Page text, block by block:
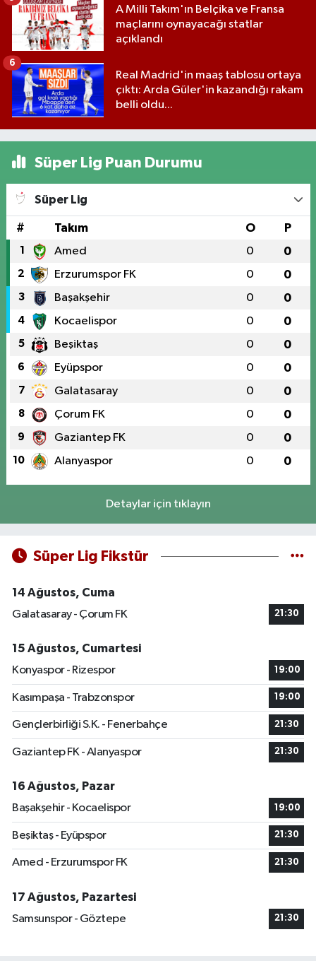
A Milli Takım'ın Belçika ve Fransa
maçlarını oynayacağı statlar
açıklandı
Real Madrid'in maaş tablosu ortaya
çıktı: Arda Güler'in kazandığı rakam
belli oldu...
6
Süper Lig Puan Durumu
Süper Lig
# Takım O P
1 Amed 0 0
2 Erzurumspor FK 0 0
3 Başakşehir 0 0
4 Kocaelispor 0 0
5 Beşiktaş 0 0
6 Eyüpspor 0 0
7 Galatasaray 0 0
8 Çorum FK 0 0
9 Gaziantep FK 0 0
10 Alanyaspor 0 0
Detaylar için tıklayın
Süper Lig Fikstür
14 Ağustos, Cuma
Galatasaray - Çorum FK
21:30
15 Ağustos, Cumartesi
Konyaspor - Rizespor
19:00
Kasımpaşa - Trabzonspor 19:00
Gençlerbirliği S.K. - Fenerbahçe 21:30
Gaziantep FK - Alanyaspor 21:30
16 Ağustos, Pazar
Başakşehir - Kocaelispor
19:00
Beşiktaş - Eyüpspor 21:30
Amed - Erzurumspor FK 21:30
17 Ağustos, Pazartesi
Samsunspor - Göztepe
21:30